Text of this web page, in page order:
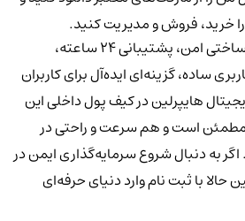
صرافی کیف پول من با زیرساختی امن، پشتیبانی ۲۴ ساعته،
ساده، گزینه‌ای ایده‌آل برای کاربران
هایپرلین در کیف پول داخلی این
مطمئن است و هم سرعت و راحتی در
به دنبال شروع سرمایه‌گذاری ایمن در
حالا با ثبت نام وارد دنیای حرفه‌ای
خرید، فروش و مدیریت کنید.